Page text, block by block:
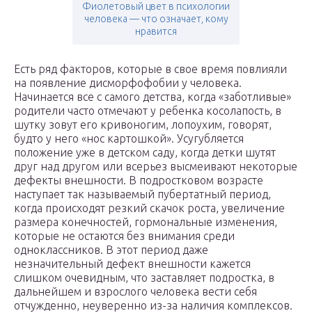
Фиолетовый цвет в психологии
человека — что означает, кому
нравится
Есть ряд факторов, которые в свое время повлияли
на появление дисморфофобии у человека.
Начинается все с самого детства, когда «заботливые»
родители часто отмечают у ребенка косолапость, в
шутку зовут его кривоногим, лопоухим, говорят,
будто у него «нос картошкой». Усугубляется
положение уже в детском саду, когда детки шутят
друг над другом или всерьез высмеивают некоторые
дефекты внешности. В подростковом возрасте
наступает так называемый пубертатный период,
когда происходят резкий скачок роста, увеличение
размера конечностей, гормональные изменения,
которые не остаются без внимания среди
одноклассников. В этот период даже
незначительный дефект внешности кажется
слишком очевидным, что заставляет подростка, в
дальнейшем и взрослого человека вести себя
отчужденно, неуверенно из-за наличия комплексов.